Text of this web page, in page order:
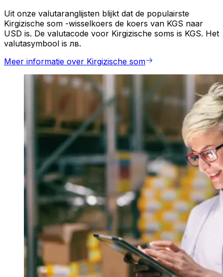
Uit onze valutaranglijsten blijkt dat de populairste
Kirgizische som -wisselkoers de koers van KGS naar
USD is. De valutacode voor Kirgizische soms is KGS. Het
valutasymbool is лв.
Meer informatie over Kirgizische som